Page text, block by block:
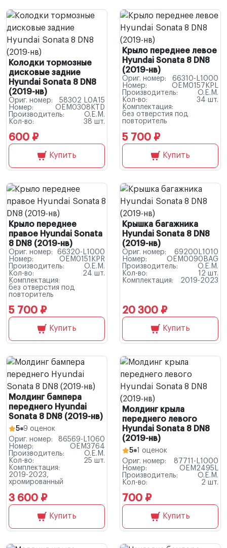
Колодки тормозные
дисковые задние
Hyundai Sonata 8 DN8
(2019-нв)
Ориг. номер:
58302 L0A15
Номер:
OEM0308KTD
Производитель:
O.E.M.
Кол-во:
38 шт.
600 ₽
Купить
Крыло переднее левое
Hyundai Sonata 8 DN8
(2019-нв)
Ориг. номер:
66310-L1000
Номер:
OEM0157KPL
Производитель:
O.E.M.
Кол-во:
34 шт.
Комплектация:
без отверстия под
повторитель
5 700 ₽
Купить
Крыло переднее
правое Hyundai Sonata
8 DN8 (2019-нв)
Ориг. номер:
66320-L1000
Номер:
OEM0151KPR
Производитель:
O.E.M.
Кол-во:
24 шт.
Комплектация:
без отверстия под
повторитель
5 700 ₽
Купить
Крышка багажника
Hyundai Sonata 8 DN8
(2019-нв)
Ориг. номер:
69200L1010
Номер:
OEM0090BAG
Производитель:
O.E.M.
Кол-во:
12 шт.
Комплектация:
2019-2023
20 300 ₽
Купить
Молдинг бампера
переднего Hyundai
Sonata 8 DN8 (2019-нв)
5 9 оценок
Ориг. номер:
86569-L1060
Номер:
OEM3764
Производитель:
O.E.M.
Кол-во:
25 шт.
Комплектация:
2019-2023,
хромированный
3 600 ₽
Купить
Молдинг крыла
переднего левого
Hyundai Sonata 8 DN8
(2019-нв)
5 1 оценок
Ориг. номер:
87711-L1000
Номер:
OEM2495L
Производитель:
O.E.M.
Кол-во:
2 шт.
700 ₽
Купить